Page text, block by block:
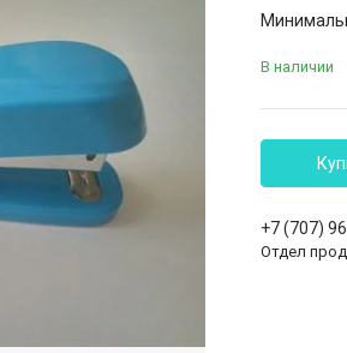
В наличии
+7 (707)
Отдел